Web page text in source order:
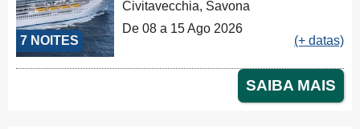
7 NOITES
Civitavecchia, Savona
De 08 a 15 Ago 2026
(+ datas)
SAIBA MAIS